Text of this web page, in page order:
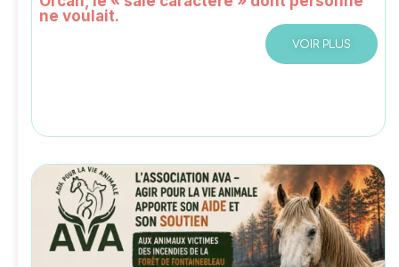
ne voulait.
VOIR PLUS